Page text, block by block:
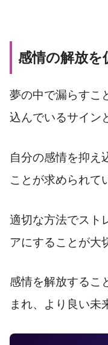
感情の解放を
夢の中で漏らすこ
込んでいるサイン
自分の感情を抑え
ことが求められて
適切な方法でスト
アにすることが大
感情を解放するこ
まれ、より良い未